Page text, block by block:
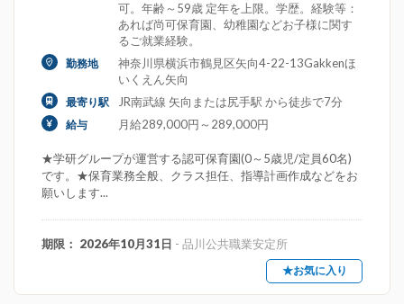
可。年齢～59歳 定年を上限。学歴。経験等：
あれば尚可保育園、幼稚園などお子様に関す
るご就業経験。
勤務地
神奈川県横浜市鶴見区矢向4-22-13Gakkenほ
いくえん矢向
最寄り駅 JR南武線 矢向または尻手駅 から徒歩で7分
給与 月給289,000円～289,000円
★学研グループが運営する認可保育園(0～5歳児/定員60名)
です。★保育業務全般、クラス担任、指導計画作成などをお
願いします...
期限： 2026年10月31日 - 品川公共職業安定所
★お気に入り